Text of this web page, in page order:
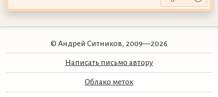
© Андрей Ситников, 2009—2026
Написать письмо автору
Облако меток